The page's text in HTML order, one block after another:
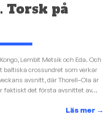
Torsk på
Lembit Metsik och Eda. Och
baltiska crossundret som verkar
avsnitt, där Thorell–Ola är
faktiskt det första avsnittet av...
Läs mer →